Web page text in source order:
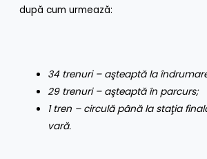
după cum urmează:
34 trenuri – aşteaptă la
29 trenuri – aşteaptă în parcurs;
1 tren – circulă până la staţia
vară.